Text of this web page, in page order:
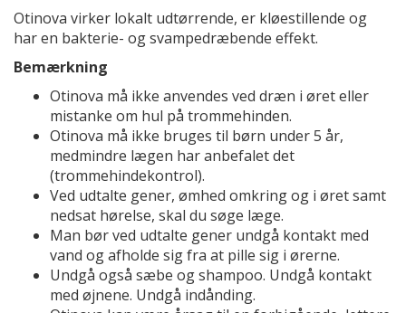
Otinova virker lokalt udtørrende, er kløestillende og
har en bakterie- og svampedræbende effekt.
Bemærkning
Otinova må ikke anvendes ved dræn i øret eller
mistanke om hul på trommehinden.
Otinova må ikke bruges til børn under 5 år,
medmindre lægen har anbefalet det
(trommehindekontrol).
Ved udtalte gener, ømhed omkring og i øret samt
nedsat hørelse, skal du søge læge.
Man bør ved udtalte gener undgå kontakt med
vand og afholde sig fra at pille sig i ørerne.
Undgå også sæbe og shampoo. Undgå kontakt
med øjnene. Undgå indånding.